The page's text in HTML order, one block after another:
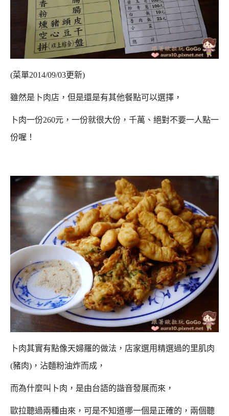
(菜單2014/09/03更新)
雖然是卜肉店，但是還是有其他餐點可以選擇，
卜肉一份260元，一份就很大份，千萬、絕對不要一人點一
份喔！
卜肉其實有點像天婦羅的做法，店家選用精選過的里肌肉
(豬肉)，沾麵粉油炸而成，
而為什麼叫卜肉，是由台語的諧音發展而來，
歐拉聽過兩種由來，可是不知道哪一個是正確的，兩個聽